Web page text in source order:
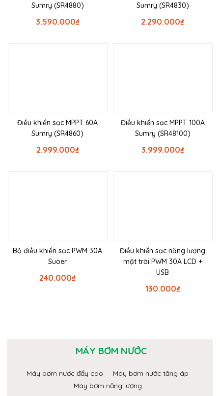
Sumry (SR4880)
₫
3.590.000
Sumry (SR4830)
₫
2.290.000
Điều khiển sạc MPPT 60A
Sumry (SR4860)
₫
2.999.000
Điều khiển sạc MPPT 100A
Sumry (SR48100)
₫
3.999.000
Bộ điều khiển sạc PWM 30A
Suoer
₫
240.000
Điều khiển sạc năng lượng
mặt trời PWM 30A LCD +
USB
₫
130.000
MÁY BƠM NƯỚC
Máy bơm nước đẩy cao
Máy bơm nước tăng áp
Máy bơm năng lượng